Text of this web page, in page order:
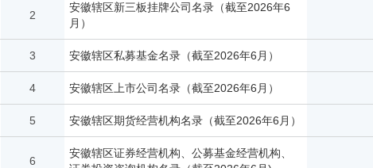
2
安徽辖区新三板挂牌公司名录（截至2026年6
月）
3 安徽辖区私募基金名录（截至2026年6月）
4 安徽辖区上市公司名录（截至2026年6月）
5 安徽辖区期货经营机构名录（截至2026年6月）
6
安徽辖区证券经营机构、公募基金经营机构、